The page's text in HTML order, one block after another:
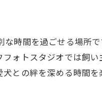
ジオで愛犬との思い出
ランの立て方
引き出す声かけ
時間を過ごせる場所
ォトスタジオでは飼
との絆を深める時間